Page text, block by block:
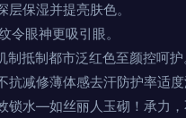
保湿并提亮肤色。
令眼神更吸引眼。
制抵制都市泛红色至颜控呵
减修薄体感去汗防护率适
锁水—如丝丽人玉砌！承力